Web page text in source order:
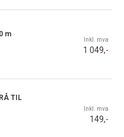
m
Inkl. mva
1 049,-
TIL
Inkl. mva
149,-